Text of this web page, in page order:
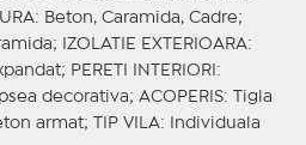
: Beton, Caramida, Cadre;
IZOLATIE EXTERIOARA:
PERETI INTERIORI :
decorativa; ACOPERIS: Tigla
armat; TIP VILA: Individuala